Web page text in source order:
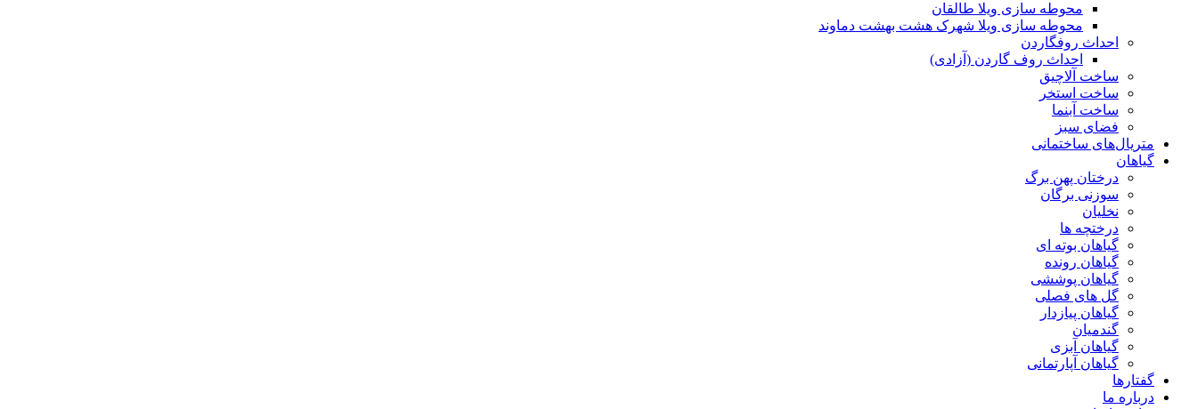
محوطه سازی ویلا طالقان
محوطه سازی ویلا شهرک هشت بهشت دماوند
احداث روفگاردن
احداث روف گاردن (آزادی)
ساخت آلاچیق
ساخت استخر
ساخت آبنما
فضای سبز
متریال‌های ساختمانی
گیاهان
درختان پهن برگ
سوزنی برگان
نخلیان
درختچه ها
گیاهان بوته ای
گیاهان رونده
گیاهان پوششی
گل های فصلی
گیاهان پیازدار
گندمیان
گیاهان آبزی
گیاهان آپارتمانی
گفتارها
درباره ما